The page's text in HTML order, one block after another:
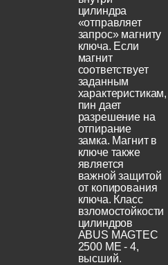
цилиндра
«отправляет
запрос» магниту
ключа. Если
магнит
соответствует
заданным
характеристикам,
пин дает
разрешение на
отпирание
замка. Магнит в
ключе также
является
важной защитой
от копирования
ключа. Класс
взломостойкости
цилиндров
ABUS MAGTEC
2500 ME - 4,
высший.